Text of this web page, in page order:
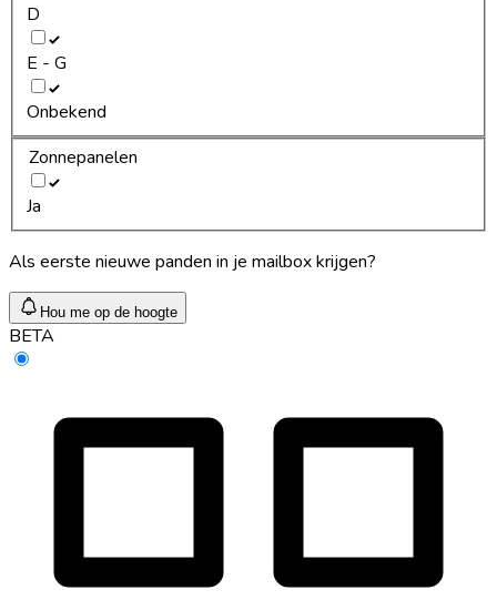
D
E - G
Onbekend
Zonnepanelen
Ja
Als eerste nieuwe panden in je mailbox krijgen?
Hou me op de hoogte
BETA